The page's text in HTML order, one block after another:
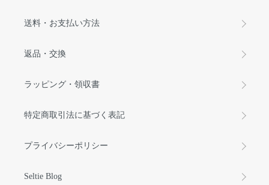
送料・お支払い方法
返品・交換
ラッピング・領収書
特定商取引法に基づく表記
プライバシーポリシー
Seltie Blog